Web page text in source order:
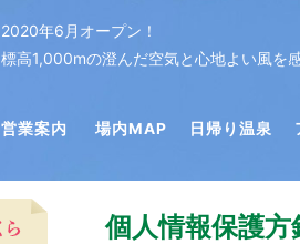
2020年6月オープン！
標高1,000mの澄んだ空気と心地よい風を
営業案内 場内MAP 日帰り温泉
個人情報保護方